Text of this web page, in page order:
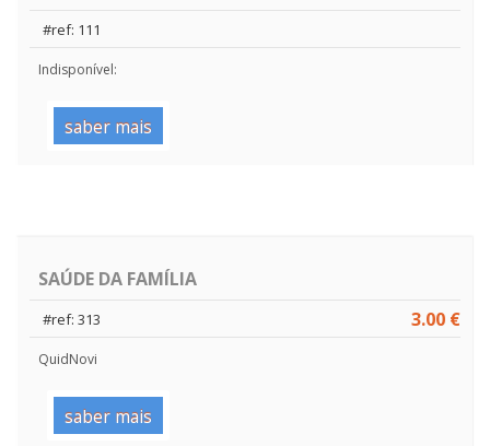
#ref: 111
Indisponível:
saber mais
SAÚDE DA FAMÍLIA
3.00 €
#ref: 313
QuidNovi
saber mais